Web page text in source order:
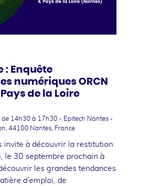
: Enquête
numériques ORCN
de la Loire
de 14h30 à 17h30 - Epitech Nantes -
44100 Nantes, France
invite à découvrir la restitution
le 30 septembre prochain à
les grandes tendances
d’emploi, de